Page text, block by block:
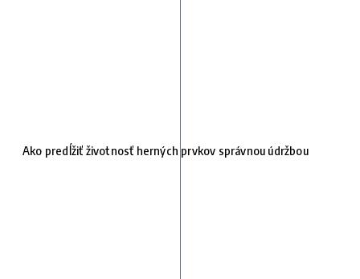
Ako predĺžiť životnosť herných prvkov správnou údržbou